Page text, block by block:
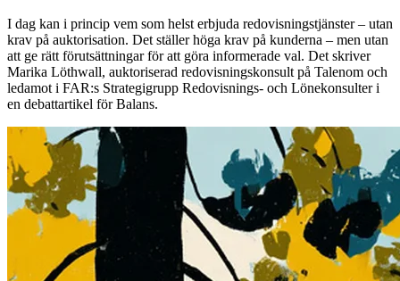
I dag kan i princip vem som helst erbjuda redovisningstjänster – utan
krav på auktorisation. Det ställer höga krav på kunderna – men utan
att ge rätt förutsättningar för att göra informerade val. Det skriver
Marika Löthwall, auktoriserad redovisningskonsult på Talenom och
ledamot i FAR:s Strategigrupp Redovisnings- och Lönekonsulter i
en debattartikel för Balans.